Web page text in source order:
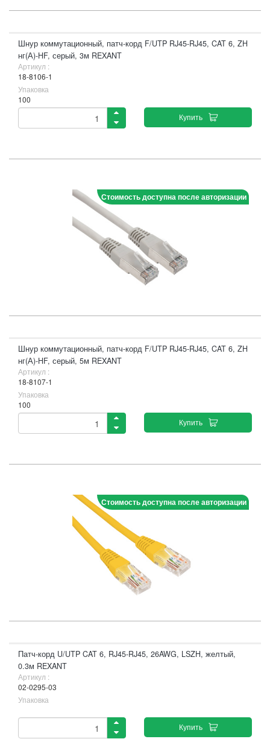
Шнур коммутационный, патч-корд F/UTP RJ45-RJ45, CAT 6, ZH
нг(А)-HF, серый, 3м REXANT
Артикул :
18-8106-1
Упаковка
100
Купить
Стоимость доступна после авторизации
Шнур коммутационный, патч-корд F/UTP RJ45-RJ45, CAT 6, ZH
нг(А)-HF, серый, 5м REXANT
Артикул :
18-8107-1
Упаковка
100
Купить
Стоимость доступна после авторизации
Патч-корд U/UTP CAT 6, RJ45-RJ45, 26AWG, LSZH, желтый,
0.3м REXANT
Артикул :
02-0295-03
Упаковка
Купить